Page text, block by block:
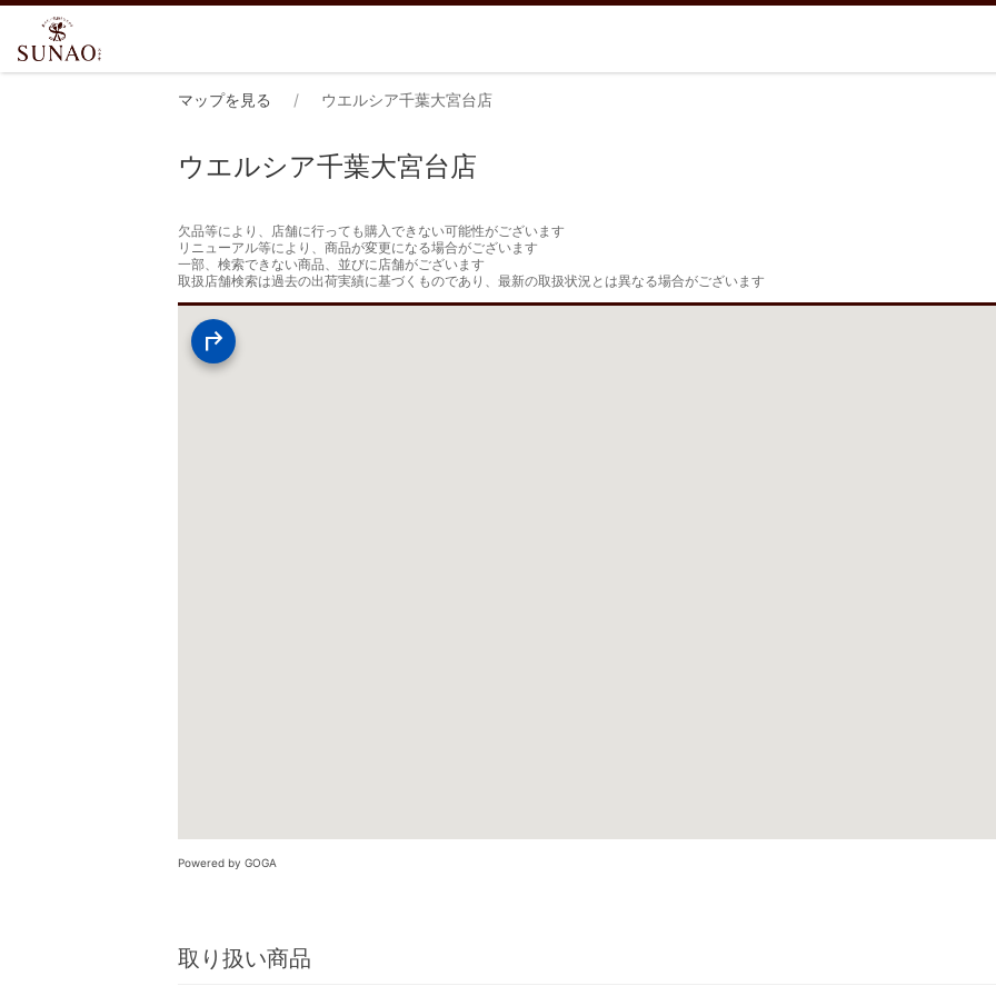
マップを見る ウエルシア千葉大宮台店
ウエルシア千葉大宮台店
欠品等により、店舗に行っても購入できない可能性がございます
リニューアル等により、商品が変更になる場合がございます
一部、検索できない商品、並びに店舗がございます
取扱店舗検索は過去の出荷実績に基づくものであり、最新の取扱状況とは異なる場合がございます
Powered by GOGA
取り扱い商品